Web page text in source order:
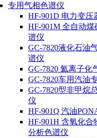
专用气相色谱仪
HF-901D 电力变压
HF-901M 全自动
谱仪
GC-7820液化石油
谱仪
GC-7820 氦离子化
GC-7820车用汽油
GC-7820型非甲烷
仪
HF-901Q 汽油
HF-901H 含氧化合
分析色谱仪